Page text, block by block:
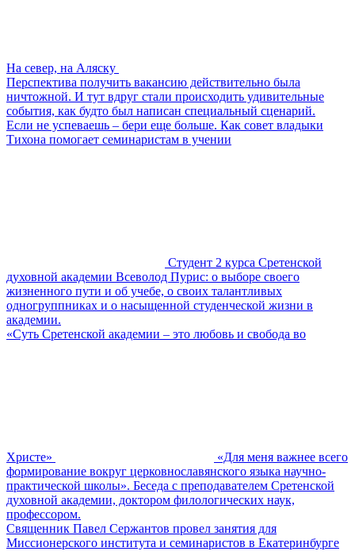
На север, на Аляску
Перспектива получить вакансию действительно была
ничтожной. И тут вдруг стали происходить удивительные
события, как будто был написан специальный сценарий.
Если не успеваешь – бери еще больше. Как совет владыки
Тихона помогает семинаристам в учении
Студент 2 курса Сретенской
духовной академии Всеволод Пурис: о выборе своего
жизненного пути и об учебе, о своих талантливых
одногруппниках и о насыщенной студенческой жизни в
академии.
«Суть Сретенской академии – это любовь и свобода во
Христе»
«Для меня важнее всего
формирование вокруг церковнославянского языка научно-
практической школы». Беседа с преподавателем Сретенской
духовной академии, доктором филологических наук,
профессором.
Священник Павел Сержантов провел занятия для
Миссионерского института и семинаристов в Екатеринбурге